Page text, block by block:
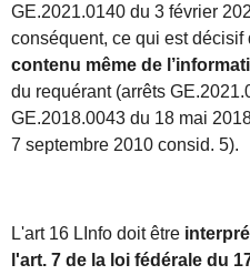
GE.2021.0140 du 3 février
conséquent, ce qui est décisif
contenu même de
du requérant (arrêts
GE.2018.0043 du 18 mai
7 septembre 2010 consid. 5).
L'art 16 LInfo doit être
l'art. 7 de la loi fédérale du